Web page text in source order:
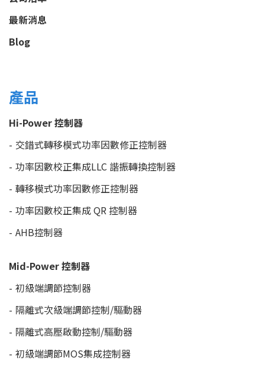
最新消息
Blog
產品
Hi-Power 控制器
交錯式轉移模式功率因數修正控制器
功率因數校正集成LLC 諧振轉換控制器
轉移模式功率因數修正控制器
功率因數校正集成 QR 控制器
AHB控制器
Mid-Power 控制器
初級端調節控制器
隔離式次級端調節控制/驅動器
隔離式高壓啟動控制/驅動器
初級端調節MOS集成控制器